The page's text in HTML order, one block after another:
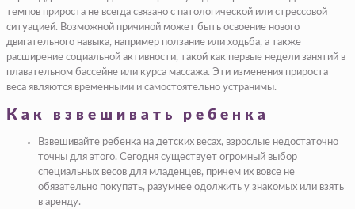
темпов прироста не всегда связано с патологической или стрессовой
ситуацией. Возможной причиной может быть освоение нового
двигательного навыка, например ползание или ходьба, а также
расширение социальной активности, такой как первые недели занятий в
плавательном бассейне или курса массажа. Эти изменения прироста
веса являются временными и самостоятельно устранимы.
Как взвешивать ребенка
Взвешивайте ребенка на детских весах, взрослые недостаточно
точны для этого. Сегодня существует огромный выбор
специальных весов для младенцев, причем их вовсе не
обязательно покупать, разумнее одолжить у знакомых или взять
в аренду.